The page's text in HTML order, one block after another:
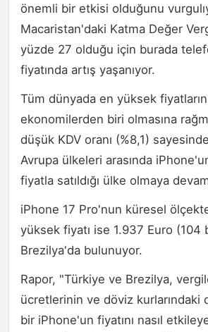
önemli bir etkisi olduğunu
Macaristan'daki Katma Değer
yüzde 27 olduğu için burada
fiyatında artış yaşanıyor.
Tüm dünyada en yüksek
ekonomilerden biri olmasına
düşük KDV oranı (%8,1)
Avrupa ülkeleri arasında
fiyatla satıldığı ülke olmaya
iPhone 17 Pro'nun küresel
yüksek fiyatı ise 1.937 Euro (104
Brezilya'da bulunuyor.
Rapor, "Türkiye ve Brezilya,
ücretlerinin ve döviz kurlarındaki
bir iPhone'un fiyatını nasıl